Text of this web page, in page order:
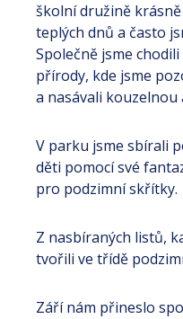
školní družině
teplých dnů a často
Společně jsme
přírody, kde jsme
a nasávali
V parku jsme sbírali
děti pomocí své
pro podzimní skřítky.
Z nasbíraných listů,
tvořili ve třídě
Září nám přineslo